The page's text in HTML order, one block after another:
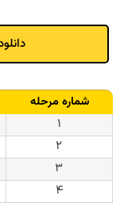
شماره مرحله
۱
۲
۳
۴